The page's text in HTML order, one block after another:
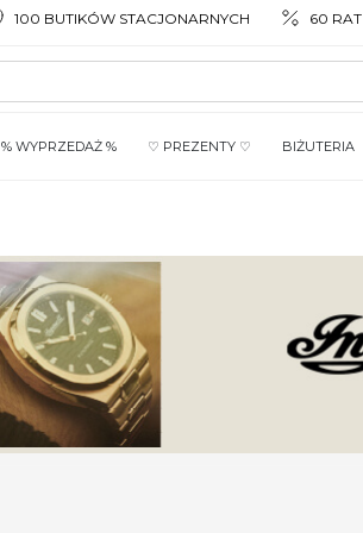
100 BUTIKÓW STACJONARNYCH 60 RAT
% WYPRZEDAŻ % ♡ PREZENTY ♡ BIŻUTERIA